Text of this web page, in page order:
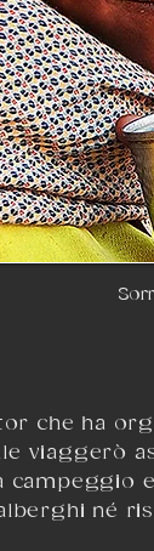
che ha
viaggerò
né